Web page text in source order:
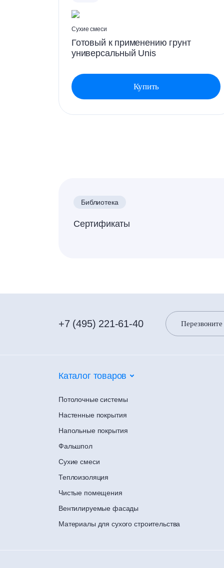
Сухие смеси
Готовый к применению грунт
универсальный Unis
Купить
Библиотека
Сертификаты
+7 (495) 221-61-40
Каталог товаров
Потолочные системы
Настенные покрытия
Напольные покрытия
Фальшпол
Сухие смеси
Теплоизоляция
Чистые помещения
Вентилируемые фасады
Материалы для сухого строительства